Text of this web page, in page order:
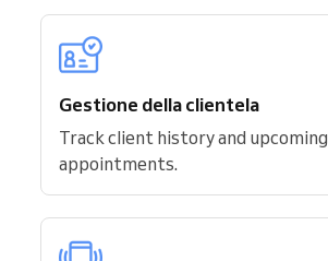
Gestione della clientela
Track client history and upcoming
appointments.